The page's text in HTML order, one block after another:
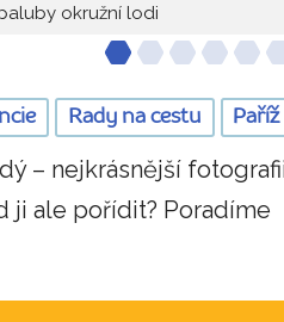
okružní lodi
Rady na cestu Paříž
– nejkrásnější
ji ale pořídit? Poradíme